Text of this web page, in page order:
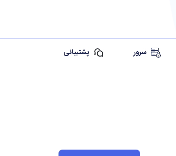
سرور پشتیبانی